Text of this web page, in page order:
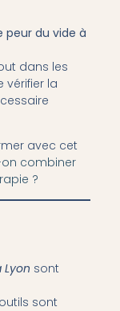
peur du vide à
dans les
vérifier la
avec cet
on combiner
?
sont
sont